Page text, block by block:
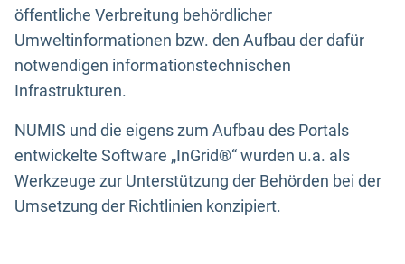
öffentliche Verbreitung behördlicher
Umweltinformationen bzw. den Aufbau der dafür
notwendigen informationstechnischen
Infrastrukturen.
NUMIS und die eigens zum Aufbau des Portals
entwickelte Software „InGrid®“ wurden u.a. als
Werkzeuge zur Unterstützung der Behörden bei der
Umsetzung der Richtlinien konzipiert.